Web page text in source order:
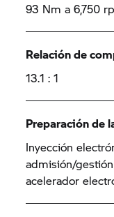
93 Nm a 6,750
Relación de
13.1 : 1
Preparación de
Inyección
admisión/
acelerador